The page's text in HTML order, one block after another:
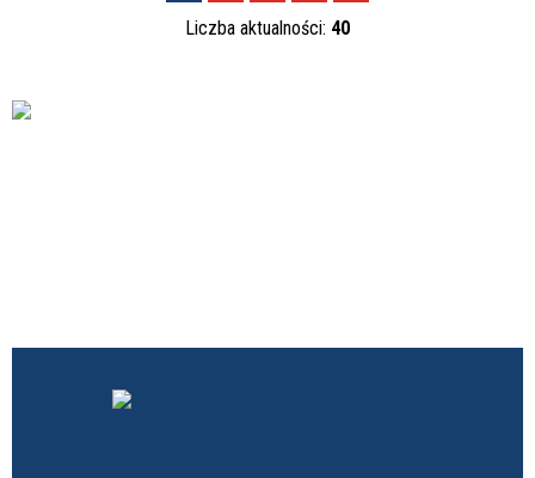
Liczba aktualności: 40